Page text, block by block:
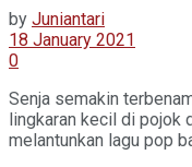
by Juniantari
18 January 2021
0
Senja semakin
lingkaran kecil di pojok
melantunkan lagu pop